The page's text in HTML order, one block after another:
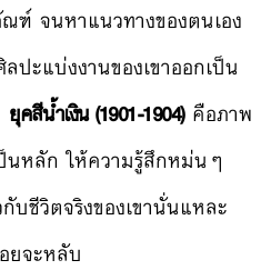
จนหาแนวทางของตนเอง
ปะแบ่งงานของเขาออกเป็น
ยุคสีน้ำเงิน (1901-1904)คือภาพ
นหลัก ให้ความรู้สึกหม่นๆ
บชีวิตจริงของเขานั่นแหละ
ยจะหลับ